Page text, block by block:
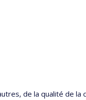
de la qualité de